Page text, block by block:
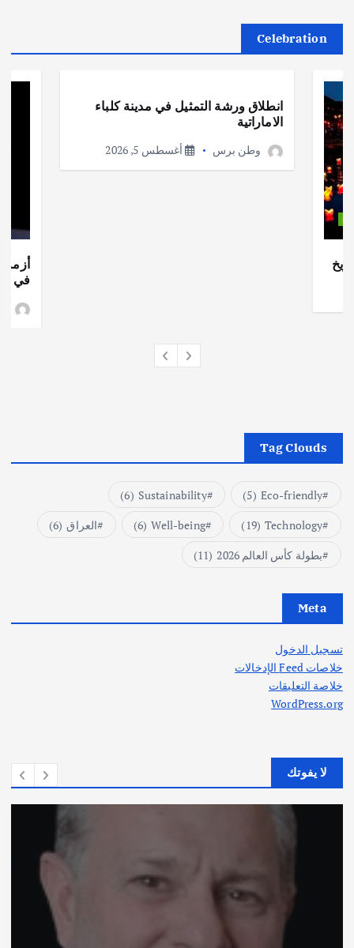
Celebration
انطلاق ورشة التمثيل في مدينة كلباء
الاماراتية
وطن برس أغسطس 5, 2026
أزمة
في
Tag Clouds
Eco-friendly
(5)
Sustainability
(6)
Technology
(19)
Well-being
(6) العراق (6)
بطولة كأس العالم 2026
(11)
Meta
تسجيل الدخول
خلاصات Feed الإدخالات
خلاصة التعليقات
WordPress.org
لا يفوتك